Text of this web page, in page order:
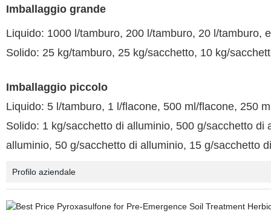
Imballaggio grande
Liquido: 1000 l/tamburo, 200 l/tamburo, 20 l/tamburo,
Solido: 25 kg/tamburo, 25 kg/sacchetto, 10 kg/
Imballaggio piccolo
Liquido: 5 l/tamburo, 1 l/flacone, 500 ml/flacone, 250
Solido: 1 kg/sacchetto di alluminio, 500 g/sacchetto
alluminio, 50 g/sacchetto di alluminio, 15 g/sacchetto
Profilo aziendale